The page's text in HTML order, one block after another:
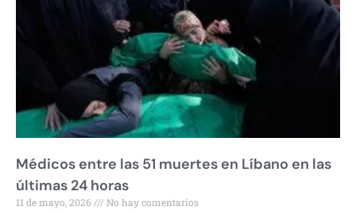
Médicos entre las 51 muertes en Líbano en las
últimas 24 horas
11 de mayo, 2026 No hay comentarios